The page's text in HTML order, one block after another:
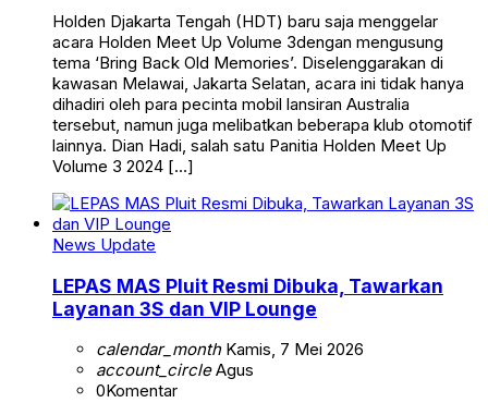
Holden Djakarta Tengah (HDT) baru saja menggelar
acara Holden Meet Up Volume 3dengan mengusung
tema ‘Bring Back Old Memories’. Diselenggarakan di
kawasan Melawai, Jakarta Selatan, acara ini tidak hanya
dihadiri oleh para pecinta mobil lansiran Australia
tersebut, namun juga melibatkan beberapa klub otomotif
lainnya. Dian Hadi, salah satu Panitia Holden Meet Up
Volume 3 2024 […]
News Update
LEPAS MAS Pluit Resmi Dibuka, Tawarkan
Layanan 3S dan VIP Lounge
calendar_monthKamis, 7 Mei 2026
account_circleAgus
0Komentar